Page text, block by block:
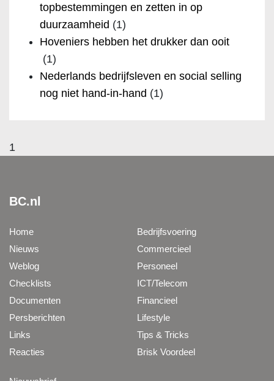
topbestemmingen en zetten in op
duurzaamheid (1)
Hoveniers hebben het drukker dan ooit
(1)
Nederlands bedrijfsleven en social selling
nog niet hand-in-hand (1)
1
BC.nl
Home
Nieuws
Weblog
Checklists
Documenten
Persberichten
Links
Reacties
Bedrijfsvoering
Commercieel
Personeel
ICT/Telecom
Financieel
Lifestyle
Tips & Tricks
Brisk Voordeel